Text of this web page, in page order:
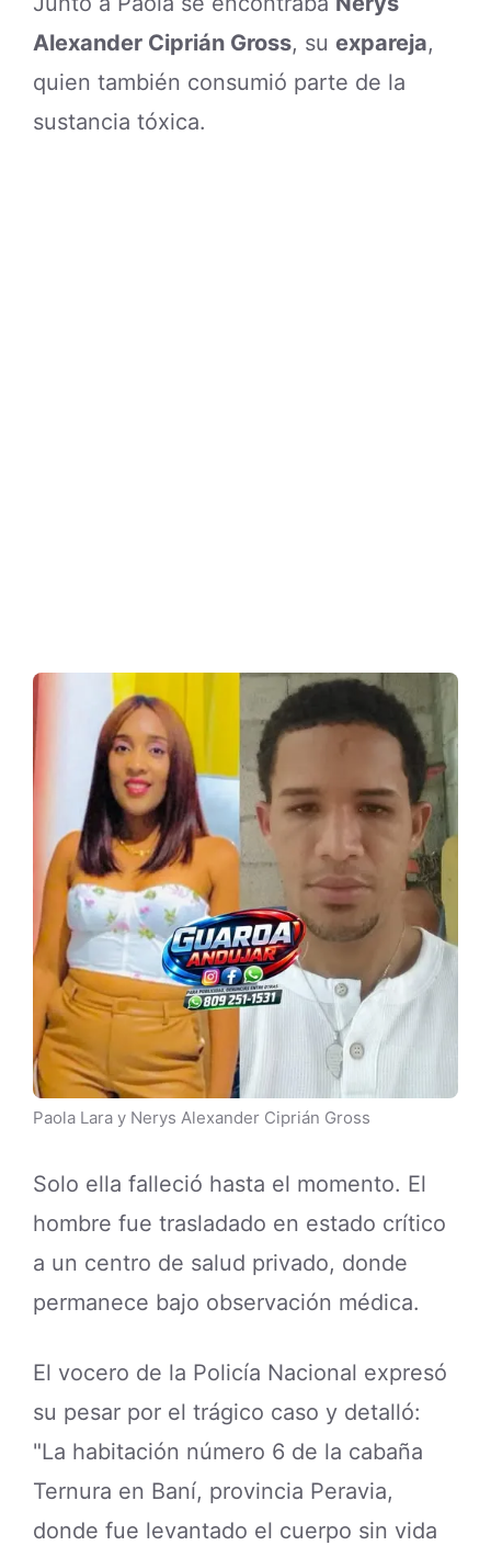
Alexander Ciprián Gross, su expareja,
quien también consumió parte de la
sustancia tóxica.
Paola Lara y Nerys Alexander Ciprián Gross
Solo ella falleció hasta el momento. El
hombre fue trasladado en estado crítico
a un centro de salud privado, donde
permanece bajo observación médica.
El vocero de la Policía Nacional expresó
su pesar por el trágico caso y detalló:
"La habitación número 6 de la cabaña
Ternura en Baní, provincia Peravia,
donde fue levantado el cuerpo sin vida